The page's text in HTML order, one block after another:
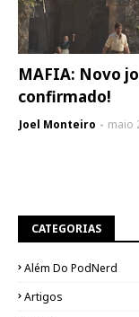
MAFIA: Novo
confirmado!
Joel Monteiro maio
CATEGORIAS
Além Do PodNerd
Artigos